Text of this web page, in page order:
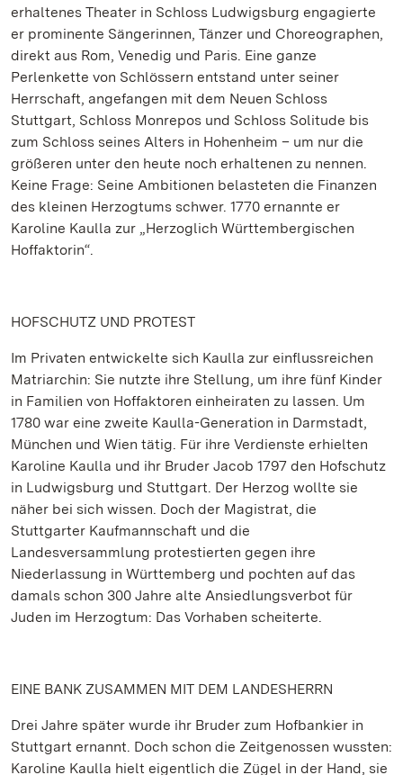
erhaltenes Theater in Schloss Ludwigsburg engagierte
er prominente Sängerinnen, Tänzer und Choreographen,
direkt aus Rom, Venedig und Paris. Eine ganze
Perlenkette von Schlössern entstand unter seiner
Herrschaft, angefangen mit dem Neuen Schloss
Stuttgart, Schloss Monrepos und Schloss Solitude bis
zum Schloss seines Alters in Hohenheim – um nur die
größeren unter den heute noch erhaltenen zu nennen.
Keine Frage: Seine Ambitionen belasteten die Finanzen
des kleinen Herzogtums schwer. 1770 ernannte er
Karoline Kaulla zur „Herzoglich Württembergischen
Hoffaktorin“.
HOFSCHUTZ UND PROTEST
Im Privaten entwickelte sich Kaulla zur einflussreichen
Matriarchin: Sie nutzte ihre Stellung, um ihre fünf Kinder
in Familien von Hoffaktoren einheiraten zu lassen. Um
1780 war eine zweite Kaulla-Generation in Darmstadt,
München und Wien tätig. Für ihre Verdienste erhielten
Karoline Kaulla und ihr Bruder Jacob 1797 den Hofschutz
in Ludwigsburg und Stuttgart. Der Herzog wollte sie
näher bei sich wissen. Doch der Magistrat, die
Stuttgarter Kaufmannschaft und die
Landesversammlung protestierten gegen ihre
Niederlassung in Württemberg und pochten auf das
damals schon 300 Jahre alte Ansiedlungsverbot für
Juden im Herzogtum: Das Vorhaben scheiterte.
EINE BANK ZUSAMMEN MIT DEM LANDESHERRN
Drei Jahre später wurde ihr Bruder zum Hofbankier in
Stuttgart ernannt. Doch schon die Zeitgenossen wussten:
Karoline Kaulla hielt eigentlich die Zügel in der Hand, sie